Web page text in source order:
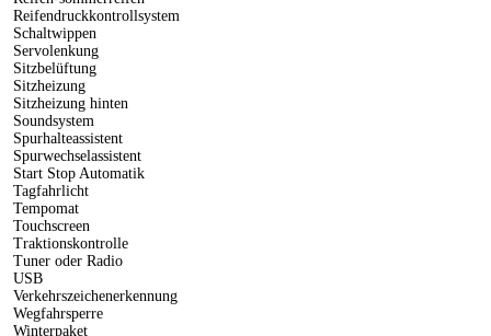
Reifendruckkontrollsystem
Schaltwippen
Servolenkung
Sitzbelüftung
Sitzheizung
Sitzheizung hinten
Soundsystem
Spurhalteassistent
Spurwechselassistent
Start Stop Automatik
Tagfahrlicht
Tempomat
Touchscreen
Traktionskontrolle
Tuner oder Radio
USB
Verkehrszeichenerkennung
Wegfahrsperre
Winterpaket